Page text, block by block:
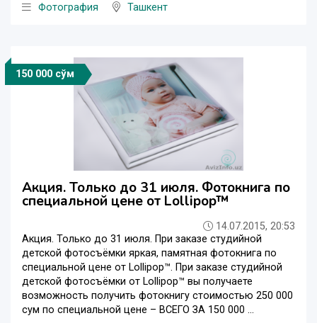
Фотография
Ташкент
150 000 сўм
Акция. Только до 31 июля. Фотокнига по
специальной цене от Lollipop™
14.07.2015, 20:53
Акция. Только до 31 июля. При заказе студийной
детской фотосъёмки яркая, памятная фотокнига по
специальной цене от Lollipop™. При заказе студийной
детской фотосъёмки от Lollipop™ вы получаете
возможность получить фотокнигу стоимостью 250 000
сум по специальной цене – ВСЕГО ЗА 150 000 ...